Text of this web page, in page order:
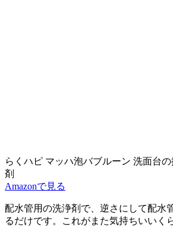
らくハピ マッハ泡バブルーン 洗面台
剤
Amazonで見る
配水管用の洗浄剤で、逆さにして配水
るだけです。これがまた気持ちいいく